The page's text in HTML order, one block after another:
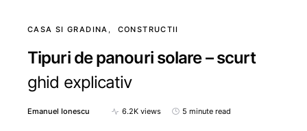
CASA SI GRADINA CONSTRUCTII
Tipuri de panouri solare – scurt
ghid explicativ
Emanuel Ionescu 6.2K views 5 minute read